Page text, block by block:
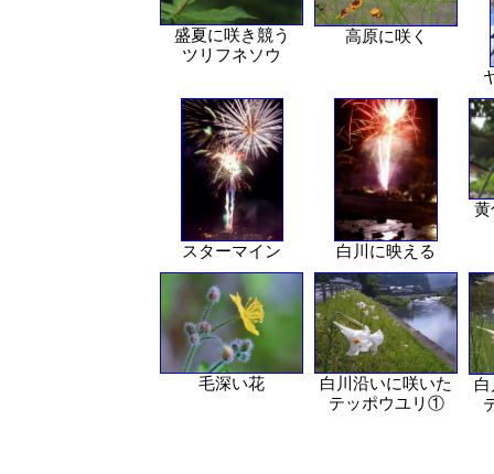
盛夏に咲き競う
ツリフネソウ
高原に咲く
スターマイン 白川に映える
黄
毛深い花
白川沿いに咲いた
テッポウユリ①